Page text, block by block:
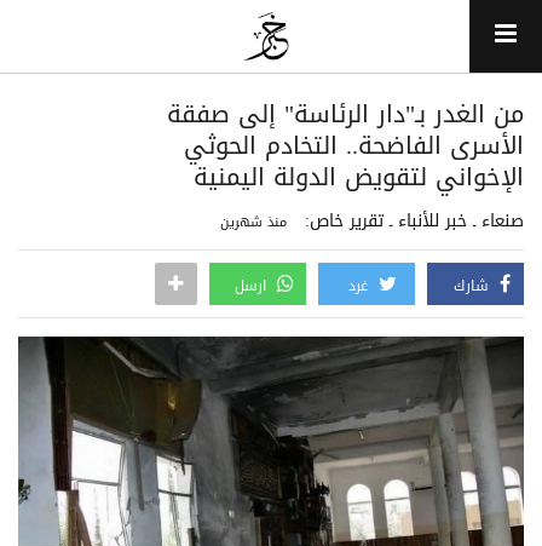
من الغدر بـ"دار الرئاسة" إلى صفقة
الأسرى الفاضحة.. التخادم الحوثي
الإخواني لتقويض الدولة اليمنية
صنعاء ـ خبر للأنباء ـ تقرير خاص: منذ شهرين
شارك غرد ارسل